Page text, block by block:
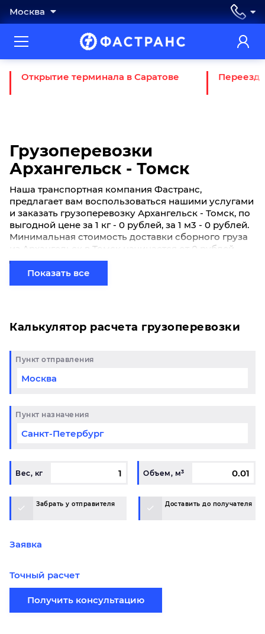
Москва
Открытие терминала в Саратове Переезд
Грузоперевозки
Архангельск - Томск
Наша транспортная компания Фастранс,
предлагает вам воспользоваться нашими услугами
и заказать грузоперевозку Архангельск - Томск, по
выгодной цене за 1 кг - 0 рублей, за 1 м3 - 0 рублей.
Минимальная стоимость доставки сборного груза
из Архангельск в Томск начинается от 0 рублей.
Если вы хотите отправить свой груз сборной
партией по готовому маршруту в Томск и у вас
возникли вопросы, свяжитесь с нашим
Показать все
Калькулятор расчета грузоперевозки
Пункт отправления
Пункт назначения
Вес, кг Объем, м³
Забрать у отправителя Доставить до получателя
Заявка
Точный расчет
Получить консультацию